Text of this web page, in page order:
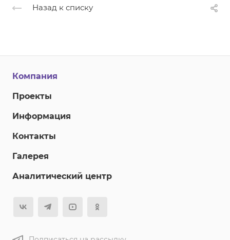
Назад к списку
Компания
Проекты
Информация
Контакты
Галерея
Аналитический центр